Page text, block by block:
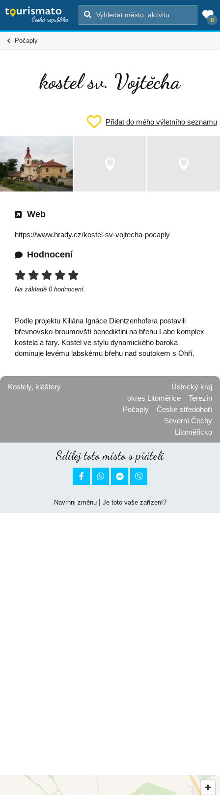
0
Počaply
kostel sv. Vojtěcha
Přidat do mého výletního seznamu
Web
https://www.hrady.cz/kostel-sv-vojtecha-pocaply
Hodnocení
Na základě 0 hodnocení.
Podle projektu Kiliána Ignáce Dientzenhofera postavili
břevnovsko-broumovští benediktini na břehu Labe komplex
kostela a fary. Kostel ve stylu dynamického baroka
dominuje levému labskému břehu nad soutokem s Ohří.
Kostely, kláštery
Ústecký kraj
okres Litoměřice
Terezín
Počaply
České středohoří
Severní Čechy
Litoměřicko
Sdílej toto místo s přáteli
 
Navrhni změnu| Je toto vaše zařízení?